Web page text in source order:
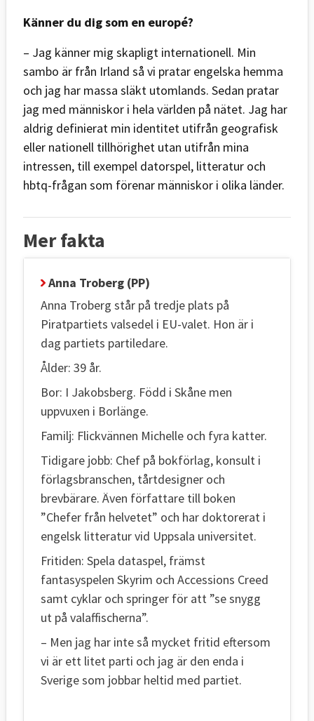
Känner du dig som en europé?
– Jag känner mig skapligt internationell. Min
sambo är från Irland så vi pratar engelska hemma
och jag har massa släkt utomlands. Sedan pratar
jag med människor i hela världen på nätet. Jag har
aldrig definierat min identitet utifrån geografisk
eller nationell tillhörighet utan utifrån mina
intressen, till exempel datorspel, litteratur och
hbtq-frågan som förenar människor i olika länder.
Mer fakta
Anna Troberg (PP)
Anna Troberg står på tredje plats på
Piratpartiets valsedel i EU-valet. Hon är i
dag partiets partiledare.
Ålder: 39 år.
Bor: I Jakobsberg. Född i Skåne men
uppvuxen i Borlänge.
Familj: Flickvännen Michelle och fyra katter.
Tidigare jobb: Chef på bokförlag, konsult i
förlagsbranschen, tårtdesigner och
brevbärare. Även författare till boken
”Chefer från helvetet” och har doktorerat i
engelsk litteratur vid Uppsala universitet.
Fritiden: Spela dataspel, främst
fantasyspelen Skyrim och Accessions Creed
samt cyklar och springer för att ”se snygg
ut på valaffischerna”.
– Men jag har inte så mycket fritid eftersom
vi är ett litet parti och jag är den enda i
Sverige som jobbar heltid med partiet.